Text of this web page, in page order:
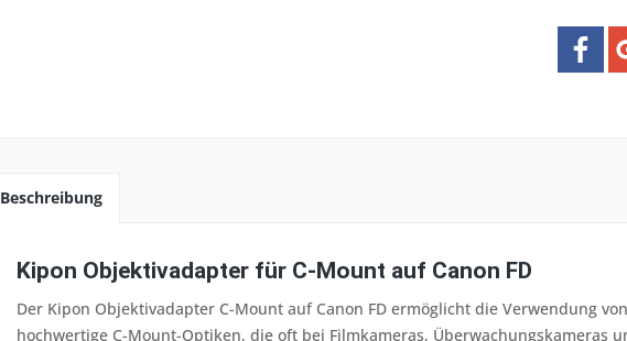
Beschreibung
Kipon Objektivadapter für C-Mount auf Canon FD
Der Kipon Objektivadapter C-Mount auf Canon FD ermöglicht die Verwendung
hochwertige C-Mount-Optiken, die oft bei Filmkameras, Überwachungskameras